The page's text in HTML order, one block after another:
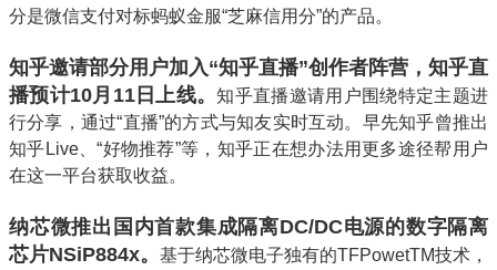
分是微信支付对标蚂蚁金服“芝麻信用分”的产品。
知乎邀请部分用户加入“知乎直播”创作者阵营，知乎直
播预计10月11日上线。知乎直播邀请用户围绕特定主题进
行分享，通过“直播”的方式与知友实时互动。早先知乎曾推出
知乎Live、“好物推荐”等，知乎正在想办法用更多途径帮用户
在这一平台获取收益。
纳芯微推出国内首款集成隔离DC/DC电源的数字隔离
芯片NSiP884x。 基于纳芯微电子独有的TFPowetTM技术，